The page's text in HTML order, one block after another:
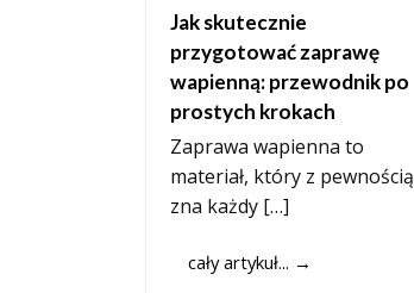
Jak skutecznie
przygotować zaprawę
wapienną: przewodnik po
prostych krokach
Zaprawa wapienna to
materiał, który z pewnością
zna każdy […]
cały artykuł... →